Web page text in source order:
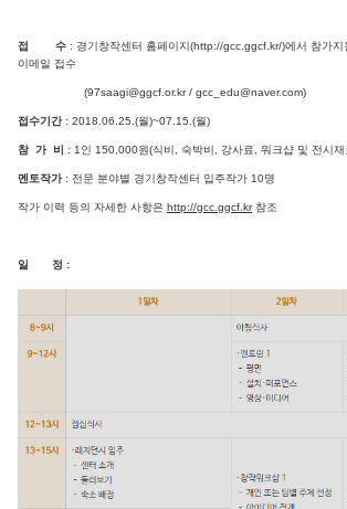
접 수 : 경기창작센터 홈페이지(http://gcc.ggcf.kr/)에서 참가지
이메일 접수
(97saagi@ggcf.or.kr / gcc_edu@naver.com)
접수기간 : 2018.06.25.(월)~07.15.(월)
참 가 비 : 1인 150,000원(식비, 숙박비, 강사료, 워크샵 및 전시재
멘토작가: 전문 분야별 경기창작센터 입주작가 10명
작가 이력 등의 자세한 사항은 http://gcc.ggcf.kr참조
일 정 :